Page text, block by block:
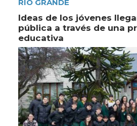
RÍO GRANDE
Ideas de los jóvenes
pública a través de una
educativa